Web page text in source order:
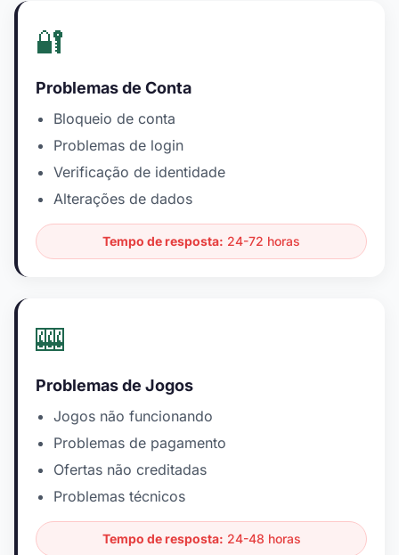
🔐
Problemas de Conta
Bloqueio de conta
Problemas de login
Verificação de identidade
Alterações de dados
Tempo de resposta: 24-72 horas
🎰
Problemas de Jogos
Jogos não funcionando
Problemas de pagamento
Ofertas não creditadas
Problemas técnicos
Tempo de resposta: 24-48 horas